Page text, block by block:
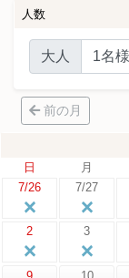
人数
大人
前の月
日 月
7/26
7/27
2 3